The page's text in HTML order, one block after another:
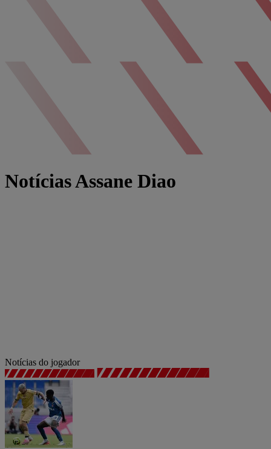
Notícias Assane Diao
Notícias do jogador